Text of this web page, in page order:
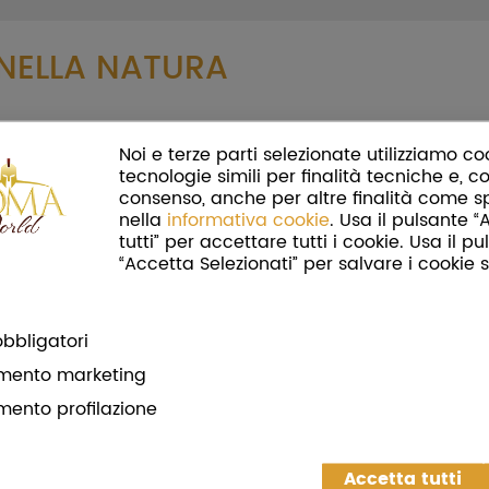
Noi e terze parti selezionate utilizziamo
tecnologie simili per finalità tecniche e,
consenso, anche per altre finalità come
nella informativa cookie. Usa il pulsante
tutti” per accettare tutti i cookie. Usa il
“Accetta Selezionati” per salvare i cookie
marketing
profilazione
Accetta tutti
NATURA
o sotto l’ombra del boschetto di sughere
che ti circonda scoprendo sughere, ginestre,
bosco finoall’accampamento segreto dei Barbari.
ACQUISTA CONDIVIDI